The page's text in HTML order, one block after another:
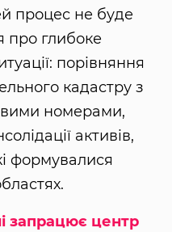
процес не буде
про глибоке
порівняння
кадастру з
номерами,
активів,
формувалися
запрацює центр